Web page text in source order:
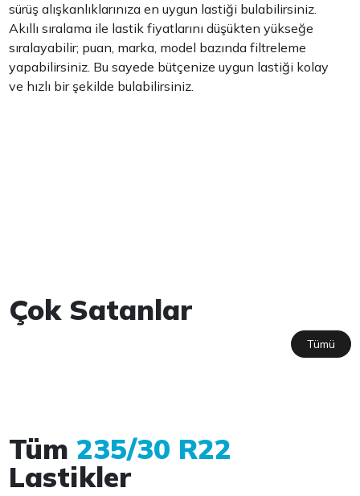
sürüş alışkanlıklarınıza en uygun lastiği bulabilirsiniz.
Akıllı sıralama ile lastik fiyatlarını düşükten yükseğe
sıralayabilir; puan, marka, model bazında filtreleme
yapabilirsiniz. Bu sayede bütçenize uygun lastiği kolay
ve hızlı bir şekilde bulabilirsiniz.
Çok Satanlar
Tümü
Tüm 235/30 R22
Lastikler